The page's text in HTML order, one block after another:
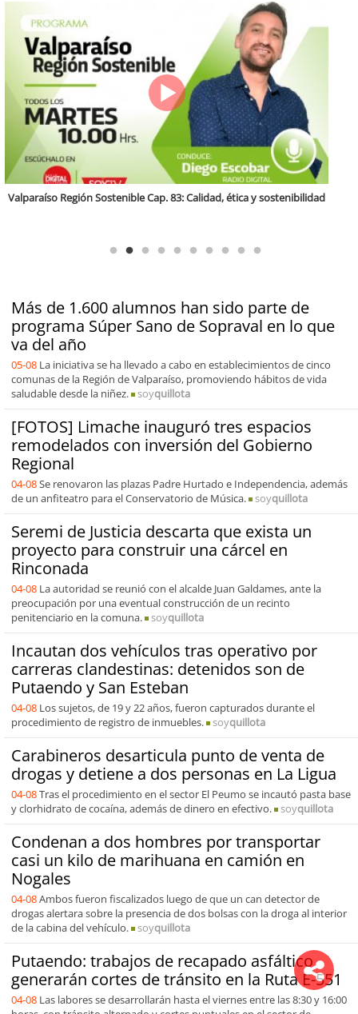
Más de 1.600 alumnos han sido parte de
programa Súper Sano de Sopraval en lo que
va del año
05-08 La iniciativa se ha llevado a cabo en establecimientos de cinco
comunas de la Región de Valparaíso, promoviendo hábitos de vida
saludable desde la niñez.
soyquillota
[FOTOS] Limache inauguró tres espacios
remodelados con inversión del Gobierno
Regional
04-08Se renovaron las plazas Padre Hurtado e Independencia, además
de un anfiteatro para el Conservatorio de Música.
soyquillota
Seremi de Justicia descarta que exista un
proyecto para construir una cárcel en
Rinconada
04-08 La autoridad se reunió con el alcalde Juan Galdames, ante la
preocupación por una eventual construcción de un recinto
penitenciario en la comuna.
soyquillota
Incautan dos vehículos tras operativo por
carreras clandestinas: detenidos son de
Putaendo y San Esteban
04-08 Los sujetos, de 19 y 22 años, fueron capturados durante el
procedimiento de registro de inmuebles.
soyquillota
Carabineros desarticula punto de venta de
drogas y detiene a dos personas en La Ligua
04-08Tras el procedimiento en el sector El Peumo se incautó pasta base
y clorhidrato de cocaína, además de dinero en efectivo.
soyquillota
Condenan a dos hombres por transportar
casi un kilo de marihuana en camión en
Nogales
04-08Ambos fueron fiscalizados luego de que un can detector de
drogas alertara sobre la presencia de dos bolsas con la droga al interior
de la cabina del vehículo.
soyquillota
Putaendo: trabajos de recapado asfáltico
generarán cortes de tránsito en la Ruta E-551
04-08 Las labores se desarrollarán hasta el viernes entre las 8:30 y 16:00